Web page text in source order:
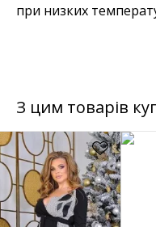
при низких
З цим товарів